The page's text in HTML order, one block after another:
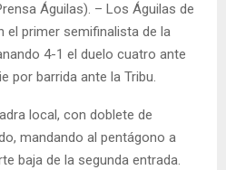
Águilas). – Los Águilas de
el primer semifinalista de la
4-1 el duelo cuatro ante
por barrida ante la Tribu.
local, con doblete de
mandando al pentágono a
baja de la segunda entrada.